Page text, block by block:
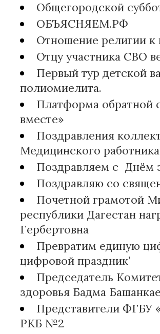
Общегородской
ОБЪЯСНЯЕМ.РФ
Отношение религии к
Отцу участника СВО
Первый тур детской
полиомиелита.
Платформа обратной
вместе»
Поздравления
Медицинского
Поздравляем с Днём
Поздравляю со
Почетной грамотой
республики Дагестан
Гербертовна
Превратим единую
цифровой праздник’
Председатель
здоровья Бадма
Представители ФГБУ
РКБ №2